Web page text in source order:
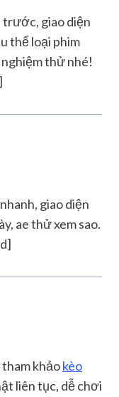
giao diện
thể loại phim
thử nhé!
giao diện
ae thử xem sao.
tham khảokèo
liên tục, dễ chơi